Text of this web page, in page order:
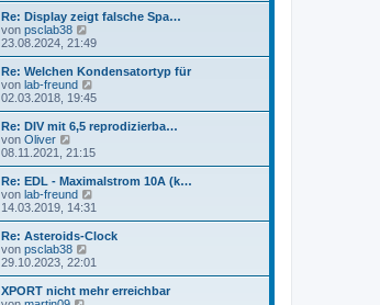
r
B
i
t
r
a
g
e
s
t
e
r
B
e
i
t
r
g
Re: Display zeigt falsche Spa…
von psclab38
e
u
e
s
t
B
e
i
r
a
g
23.08.2024, 21:49
Re: Welchen Kondensatortyp für
von lab-freund
e
u
e
s
t
B
e
i
r
g
02.03.2018, 19:45
Re: DIV mit 6,5 reprodizierba…
von Oliver
e
u
e
s
t
r
B
e
i
r
08.11.2021, 21:15
Re: EDL - Maximalstrom 10A (k…
von lab-freund
e
u
e
t
r
B
14.03.2019, 14:31
Re: Asteroids-Clock
von psclab38
e
u
e
29.10.2023, 22:01
XPORT nicht mehr erreichbar